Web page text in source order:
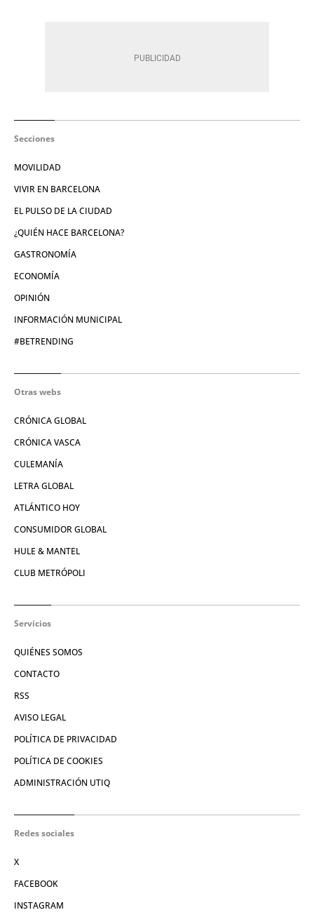
Secciones
MOVILIDAD
VIVIR EN BARCELONA
EL PULSO DE LA CIUDAD
¿QUIÉN HACE BARCELONA?
GASTRONOMÍA
ECONOMÍA
OPINIÓN
INFORMACIÓN MUNICIPAL
#BETRENDING
Otras webs
CRÓNICA GLOBAL
CRÓNICA VASCA
CULEMANÍA
LETRA GLOBAL
ATLÁNTICO HOY
CONSUMIDOR GLOBAL
HULE & MANTEL
CLUB METRÓPOLI
Servicios
QUIÉNES SOMOS
CONTACTO
RSS
AVISO LEGAL
POLÍTICA DE PRIVACIDAD
POLÍTICA DE COOKIES
ADMINISTRACIÓN UTIQ
Redes sociales
X
FACEBOOK
INSTAGRAM